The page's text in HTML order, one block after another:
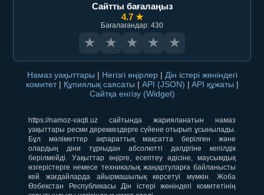
Сайтты бағалаңыз
4.7 ★
Бағалағандар: 430
★ ★ ★ ★ ★
Намаз уақыттары | Негізгі өңірлер | Дін істері жөніндегі
комитет | Құпиялық саясаты | API (JSON) | API құжаты |
Сайтқа енгізу (Widget)
https://namoz-vaqti.uz сайтында жарияланатын намаз
уақыттары ресми дереккөздерге сүйене отырып ұсынылады.
Бұл мәліметтер ақпараттық мақсатта берілген және
олардың діни тұрғыдан абсолютті дәлдігіне кепілдік
берілмейді. Уақыттар өңірге, есептеу әдісіне, маусымдық
өзгерістерге немесе техникалық жаңартуларға байланысты
кей жағдайларда айырмашылық көрсетуі мүмкін. Жоба
Өзбекстан Республикасы Дін істері жөніндегі комитетінің